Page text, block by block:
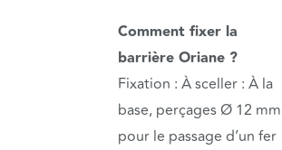
Comment fixer la
barrière Oriane ?
Fixation : À sceller : À la
base, perçages Ø 12 mm
pour le passage d’un fer